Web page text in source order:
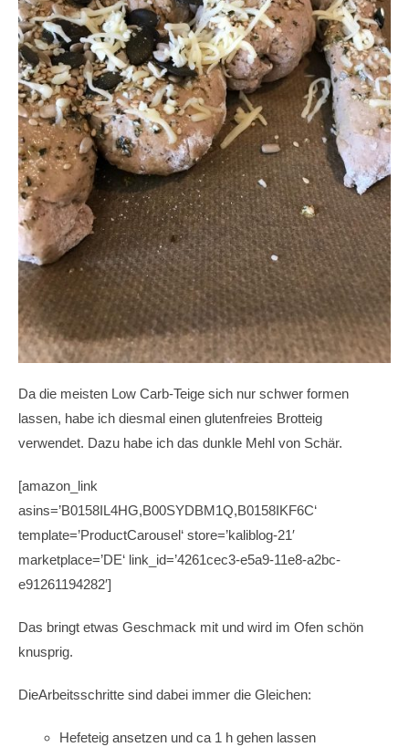
Da die meisten Low Carb-Teige sich nur schwer formen
lassen, habe ich diesmal einen glutenfreies Brotteig
verwendet. Dazu habe ich das dunkle Mehl von Schär.
[amazon_link
asins=’B0158IL4HG,B00SYDBM1Q,B0158IKF6C‘
template=’ProductCarousel‘ store=’kaliblog-21′
marketplace=’DE‘ link_id=’4261cec3-e5a9-11e8-a2bc-
e91261194282′]
Das bringt etwas Geschmack mit und wird im Ofen schön
knusprig.
DieArbeitsschritte sind dabei immer die Gleichen:
Hefeteig ansetzen und ca 1 h gehen lassen